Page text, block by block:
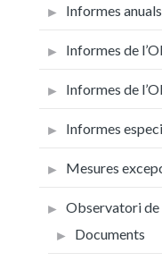
Informes anuals
Informes de
Informes de
Informes
Mesures
Observatori de
Documents